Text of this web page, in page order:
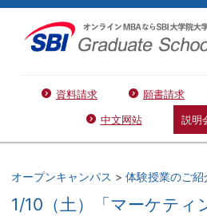
資料請求 願書請求
中文网站
説明
オープンキャンパス > 体験授業のご紹
1/10（土）「マーケティ